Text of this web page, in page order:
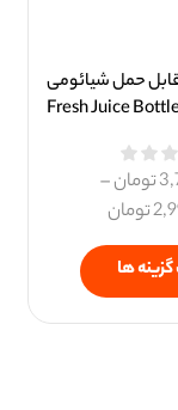
حمل شیائومی
Fresh Juice
تومان–
تومان
ها